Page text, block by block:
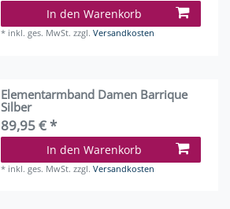
In den Warenkorb
* inkl. ges. MwSt. zzgl.Versandkosten
Elementarmband Damen Barrique
Silber
89,95 € *
In den Warenkorb
* inkl. ges. MwSt. zzgl.Versandkosten